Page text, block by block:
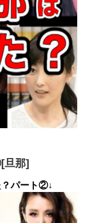
旦那]
？パート②↓